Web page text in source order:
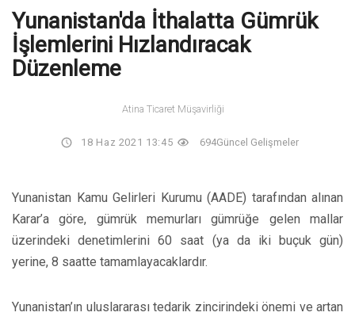
Yunanistan'da İthalatta Gümrük
İşlemlerini Hızlandıracak
Düzenleme
Atina Ticaret Müşavirliği
18 Haz 2021 13:45 694Güncel Gelişmeler
Yunanistan Kamu Gelirleri Kurumu (AADE) tarafından alınan
Karar’a göre, gümrük memurları gümrüğe gelen mallar
üzerindeki denetimlerini 60 saat (ya da iki buçuk gün)
yerine, 8 saatte tamamlayacaklardır.
Yunanistan’ın uluslararası tedarik zincirindeki önemi ve artan